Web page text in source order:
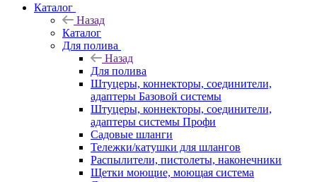
Каталог
Назад
Каталог
Для полива
Назад
Для полива
Штуцеры, коннекторы, соединители,
адаптеры Базовой системы
Штуцеры, коннекторы, соединители,
адаптеры системы Профи
Садовые шланги
Тележки/катушки для шлангов
Распылители, пистолеты, наконечники
Щетки моющие, моющая система